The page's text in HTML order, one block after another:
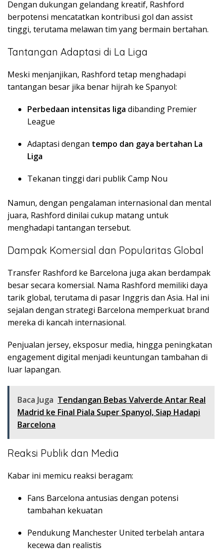
Dengan dukungan gelandang kreatif, Rashford
berpotensi mencatatkan kontribusi gol dan assist
tinggi, terutama melawan tim yang bermain bertahan.
Tantangan Adaptasi di La Liga
Meski menjanjikan, Rashford tetap menghadapi
tantangan besar jika benar hijrah ke Spanyol:
Perbedaan intensitas liga dibanding Premier
League
Adaptasi dengan tempo dan gaya bertahan La
Liga
Tekanan tinggi dari publik Camp Nou
Namun, dengan pengalaman internasional dan mental
juara, Rashford dinilai cukup matang untuk
menghadapi tantangan tersebut.
Dampak Komersial dan Popularitas Global
Transfer Rashford ke Barcelona juga akan berdampak
besar secara komersial. Nama Rashford memiliki daya
tarik global, terutama di pasar Inggris dan Asia. Hal ini
sejalan dengan strategi Barcelona memperkuat brand
mereka di kancah internasional.
Penjualan jersey, eksposur media, hingga peningkatan
engagement digital menjadi keuntungan tambahan di
luar lapangan.
Baca Juga Tendangan Bebas Valverde Antar Real
Madrid ke Final Piala Super Spanyol, Siap Hadapi
Barcelona
Reaksi Publik dan Media
Kabar ini memicu reaksi beragam:
Fans Barcelona antusias dengan potensi
tambahan kekuatan
Pendukung Manchester United terbelah antara
kecewa dan realistis